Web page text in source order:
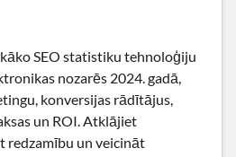
SEO statistiku tehnoloģiju
nozarēs 2024. gadā,
konversijas rādītājus,
un ROI. Atklājiet
redzamību un veicināt